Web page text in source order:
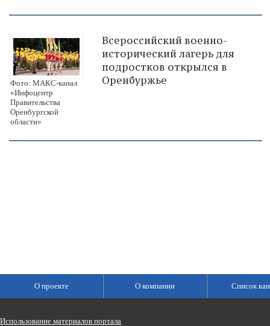
Фото: МАКС-канал
«Инфоцентр
Правительства
Оренбургской
области»
Всероссийский военно-
исторический лагерь для
подростков открылся в
Оренбуржье
О проекте О компании Список
Использование материалов портала